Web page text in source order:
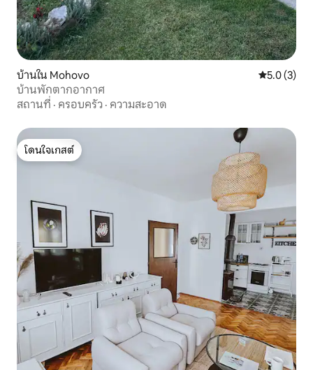
บ้านใน Mohovo คะแนนเฉลี่
5.0 (3)
บ้านพักตากอากาศ
สถานที่ · ครอบครัว · ความสะอาด
โดนใจเกสต์
โดนใจเกสต์